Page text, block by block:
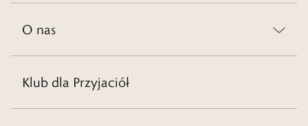
O nas
Klub dla Przyjaciół